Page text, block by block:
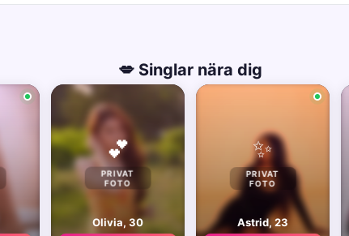
💋 Singlar nära dig
💕
PRIVAT
FOTO
Olivia, 30
✨
PRIVAT
FOTO
Astrid, 23